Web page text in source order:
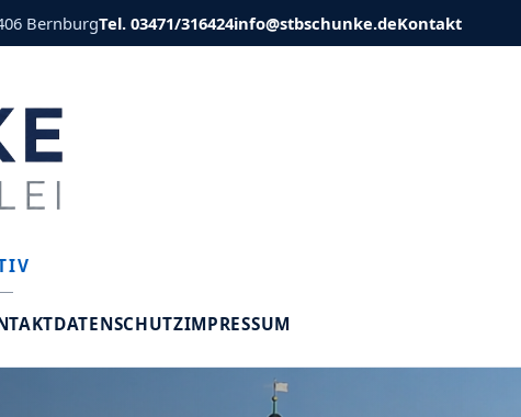
BernburgTel. 03471/316424info@stbschunke.deKontakt
DATENSCHUTZIMPRESSUM